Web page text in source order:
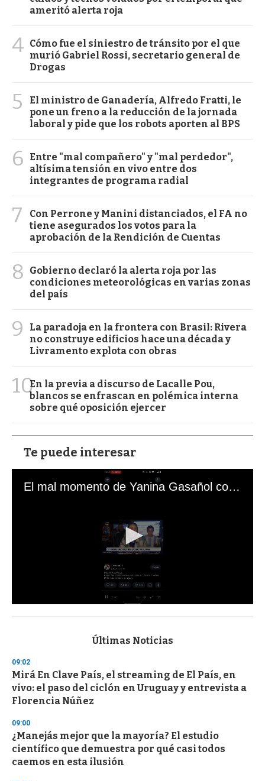
ameritó alerta roja
4 Cómo fue el siniestro de tránsito por el que
murió Gabriel Rossi, secretario general de
Drogas
5
El ministro de Ganadería, Alfredo Fratti, le
pone un freno a la reducción de la jornada
laboral y pide que los robots aporten al BPS
6
Entre "mal compañero" y "mal perdedor",
altísima tensión en vivo entre dos
integrantes de programa radial
7
Con Perrone y Manini distanciados, el FA no
tiene asegurados los votos para la
aprobación de la Rendición de Cuentas
8
Gobierno declaró la alerta roja por las
condiciones meteorológicas en varias zonas
del país
9
La paradoja en la frontera con Brasil: Rivera
no construye edificios hace una década y
Livramento explota con obras
10En la previa a discurso de Lacalle Pou,
blancos se enfrascan en polémica interna
sobre qué oposición ejercer
Te puede interesar
El mal momento de Yanina Gasañol con un hincha argentino en "Subrayado"
s
d
s
o
f
3
s
e
c
o
n
s
Últimas Noticias
09:02
Mirá En Clave País, el streaming de El País, en
vivo: el paso del ciclón en Uruguay y entrevista a
Florencia Núñez
09:00
¿Manejás mejor que la mayoría? El estudio
científico que demuestra por qué casi todos
caemos en esta ilusión